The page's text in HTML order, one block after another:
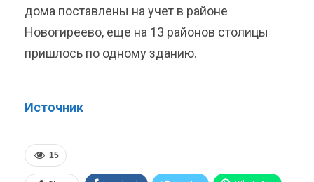
дома поставлены на учет в районе
Новогиреево, еще на 13 районов столицы
пришлось по одному зданию.
Источник
15